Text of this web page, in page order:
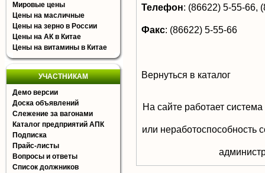
Мировые цены
Цены на масличные
Цены на зерно в России
Цены на АК в Китае
Цены на витамины в Китае
УЧАСТНИКАМ
Демо версии
Доска объявлений
Слежение за вагонами
Каталог предприятий АПК
Подписка
Прайс-листы
Вопросы и ответы
Список должников
Телефон: (86622) 5-55-66,
Факс: (86622) 5-55-66
Вернуться в каталог
На сайте работает
или неработоспособность